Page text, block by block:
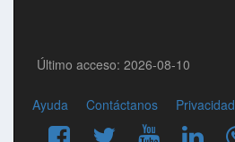
Último acceso: 2026-08-10
Ayuda Contáctanos Privacidad